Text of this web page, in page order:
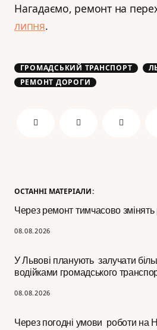
ОСТАННІ МАТЕРІАЛИ:
Через ремонт тимчасово
08.08.2026
У Львові планують залучати
водійками громадського
08.08.2026
Через погодні умови роботи на
Нагадаємо, ремонт на
липня.
ГРОМАДСЬКИЙ ТРАНСПОРТ
РЕМОНТ ДОРОГИ